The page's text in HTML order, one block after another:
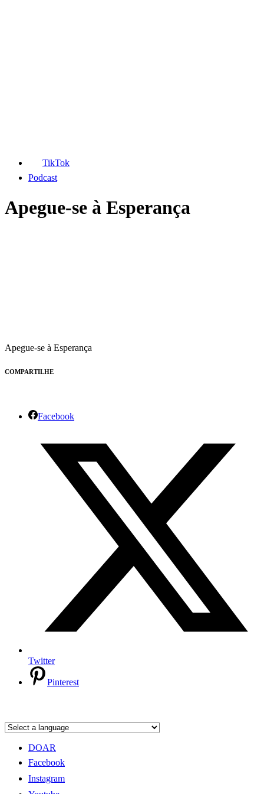
TikTok
Podcast
Apegue-se à Esperança
Apegue-se à Esperança
COMPARTILHE
Facebook
Twitter
Pinterest
DOAR
Facebook
Instagram